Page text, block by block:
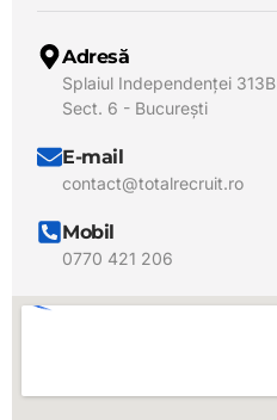
Adresă
Splaiul Independenței 313B
Sect. 6 - București
E-mail
contact@totalrecruit.ro
Mobil
0770 421 206